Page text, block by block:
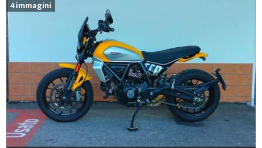
4 immagini